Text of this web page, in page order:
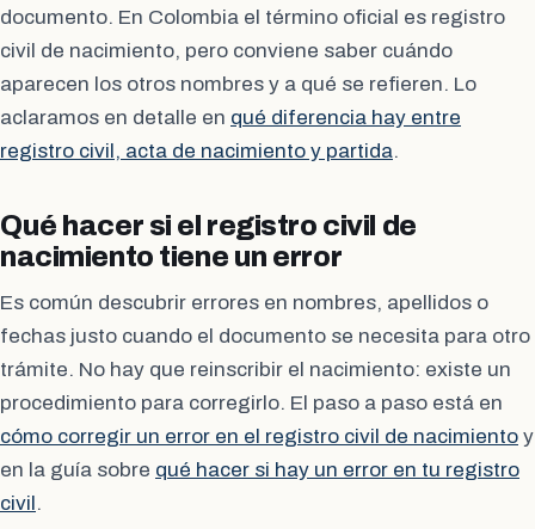
documento. En Colombia el término oficial es registro
civil de nacimiento, pero conviene saber cuándo
aparecen los otros nombres y a qué se refieren. Lo
aclaramos en detalle en qué diferencia hay entre
registro civil, acta de nacimiento y partida.
Qué hacer si el registro civil de
nacimiento tiene un error
Es común descubrir errores en nombres, apellidos o
fechas justo cuando el documento se necesita para otro
trámite. No hay que reinscribir el nacimiento: existe un
procedimiento para corregirlo. El paso a paso está en
cómo corregir un error en el registro civil de nacimiento y
en la guía sobre qué hacer si hay un error en tu registro
civil.